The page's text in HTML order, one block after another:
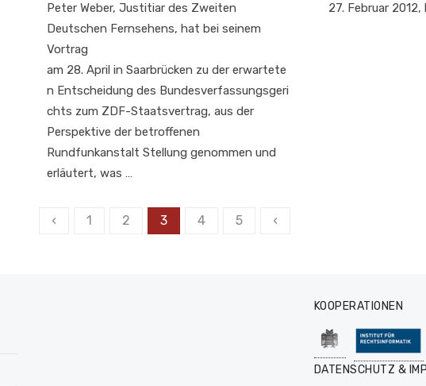
Peter Weber, Justitiar des Zweiten
Deutschen Fernsehens, hat bei seinem
Vortrag
am 28. April in Saarbrücken zu der erwartete
n Entscheidung des Bundesverfassungsgeri
chts zum ZDF-Staatsvertrag, aus der
Perspektive der betroffenen
Rundfunkanstalt Stellung genommen und
erläutert, was …
27. Februar 2012,
Seitennummerierung
‹ 1 2 3 4 5 ‹
KOOPERATIONEN
DATENSCHUTZ &